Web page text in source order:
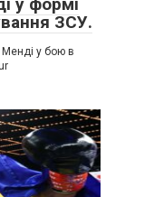
ЗСУ.
Менді у бою в